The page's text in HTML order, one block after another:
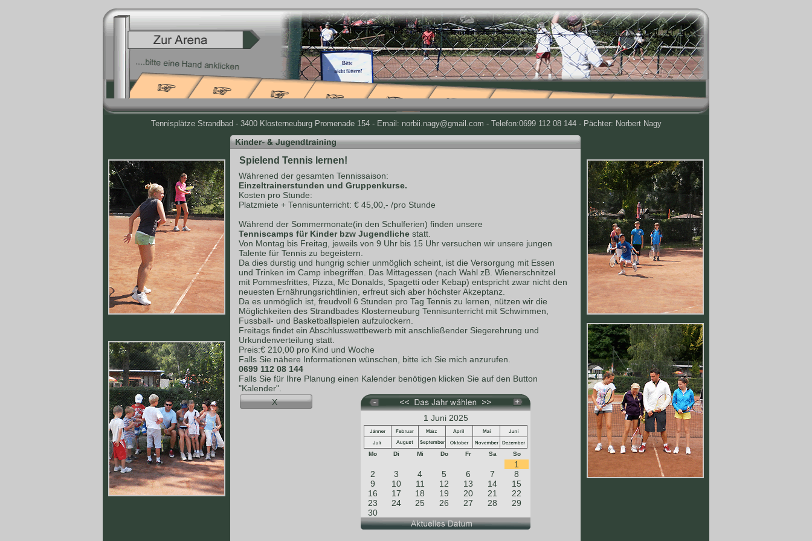
Tennisplätze Strandbad - 3400 Klosterneuburg Promenade 154 - Email: norbii.nagy@gmail.com - Telefon:0699 112 08 144 - Pächter: Norbert Nagy
Spielend Tennis lernen!
Währened der gesamten Tennissaison:
Einzeltrainerstunden und Gruppenkurse.
Kosten pro Stunde:
Platzmiete + Tennisunterricht: € 45,00,- /pro Stunde
Während der Sommermonate(in den Schulferien) finden unsere
Tenniscamps für Kinder bzw Jugendliche statt.
Von Montag bis Freitag, jeweils von 9 Uhr bis 15 Uhr versuchen wir unsere jungen
Talente für Tennis zu begeistern.
Da dies durstig und hungrig schier unmöglich scheint, ist die Versorgung mit Essen
und Trinken im Camp inbegriffen. Das Mittagessen (nach Wahl zB. Wienerschnitzel
mit Pommesfrittes, Pizza, Mc Donalds, Spagetti oder Kebap) entspricht zwar nicht den
neuesten Ernährungsrichtlinien, erfreut sich aber höchster Akzeptanz.
Da es unmöglich ist, freudvoll 6 Stunden pro Tag Tennis zu lernen, nützen wir die
Möglichkeiten des Strandbades Klosterneuburg Tennisunterricht mit Schwimmen,
Fussball- und Basketballspielen aufzulockern.
Freitags findet ein Abschlusswettbewerb mit anschließender Siegerehrung und
Urkundenverteilung statt.
Preis:€ 210,00 pro Kind und Woche
Falls Sie nähere Informationen wünschen, bitte ich Sie mich anzurufen.
0699 112 08 144
Falls Sie für Ihre Planung einen Kalender benötigen klicken Sie auf den Button
"Kalender".
1 Juni 2025
Mo Di Mi Do Fr Sa So
1
2
3 4 5 6 7
8
9
10 11 12 13 14
15
16
17 18 19 20 21
22
23
24 25 26 27 28
29
30